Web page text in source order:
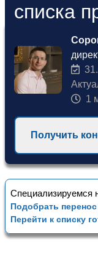
списка
1
Получить
Специализируемся
Подобрать
Перейти к списку